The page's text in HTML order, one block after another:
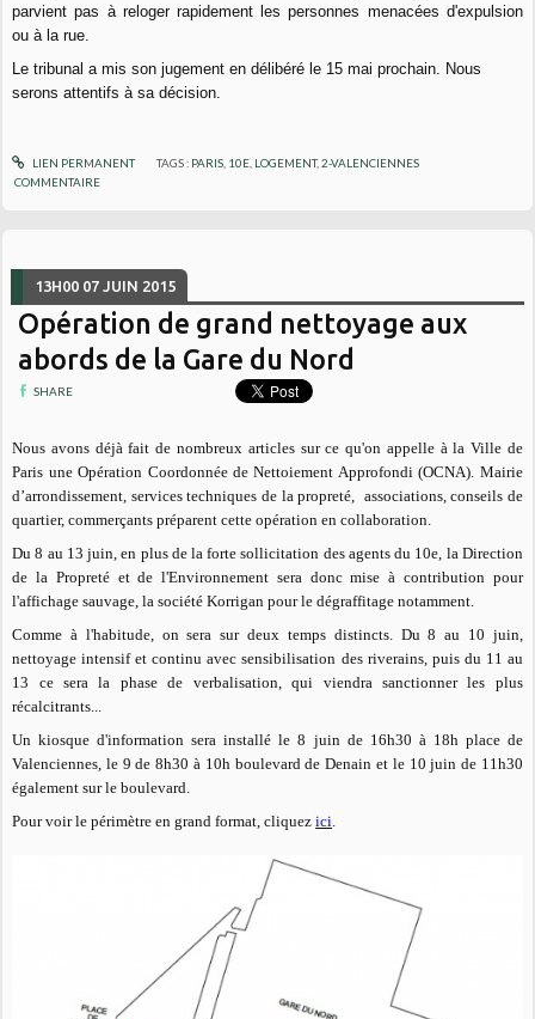
parvient pas à reloger rapidement les personnes menacées d'expulsion
ou à la rue.
Le tribunal a mis son jugement en délibéré le 15 mai prochain. Nous
serons attentifs à sa décision.
LIEN PERMANENT TAGS : PARIS, 10E, LOGEMENT,2-VALENCIENNES
COMMENTAIRE
13H00 07 JUIN 2015
Opération de grand nettoyage aux
abords de la Gare du Nord
SHARE
Nous avons déjà fait de nombreux articles sur ce qu'on appelle à la Ville de
Paris une Opération Coordonnée de Nettoiement Approfondi (OCNA). Mairie
d’arrondissement, services techniques de la propreté, associations, conseils de
quartier, commerçants préparent cette opération en collaboration.
Du 8 au 13 juin, en plus de la forte sollicitation des agents du 10e, la Direction
de la Propreté et de l'Environnement sera donc mise à contribution pour
l'affichage sauvage, la société Korrigan pour le dégraffitage notamment.
Comme à l'habitude, on sera sur deux temps distincts. Du 8 au 10 juin,
nettoyage intensif et continu avec sensibilisation des riverains, puis du 11 au
13 ce sera la phase de verbalisation, qui viendra sanctionner les plus
récalcitrants...
Un kiosque d'information sera installé le 8 juin de 16h30 à 18h place de
Valenciennes, le 9 de 8h30 à 10h boulevard de Denain et le 10 juin de 11h30
également sur le boulevard.
Pour voir le périmètre en grand format, cliquezici.